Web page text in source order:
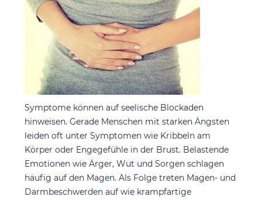
Symptome können auf seelische Blockaden
hinweisen. Gerade Menschen mit starken Ängsten
leiden oft unter Symptomen wie Kribbeln am
Körper oder Engegefühle in der Brust. Belastende
Emotionen wie Ärger, Wut und Sorgen schlagen
häufig auf den Magen. Als Folge treten Magen- und
Darmbeschwerden auf wie krampfartige